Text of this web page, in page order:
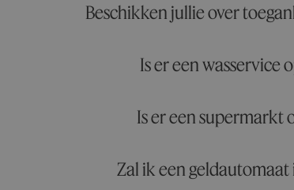
Beschikken jullie over
Is er een wasservice
Is er een supermarkt
Zal ik een geldautomaat